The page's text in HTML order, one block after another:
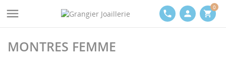
 phone person shopping_cart
0
MONTRES FEMME